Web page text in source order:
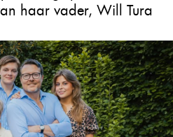
haar vader, Will Tura